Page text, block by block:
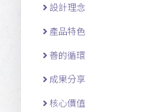
設計理念
產品特色
善的循環
成果分享
核心價值